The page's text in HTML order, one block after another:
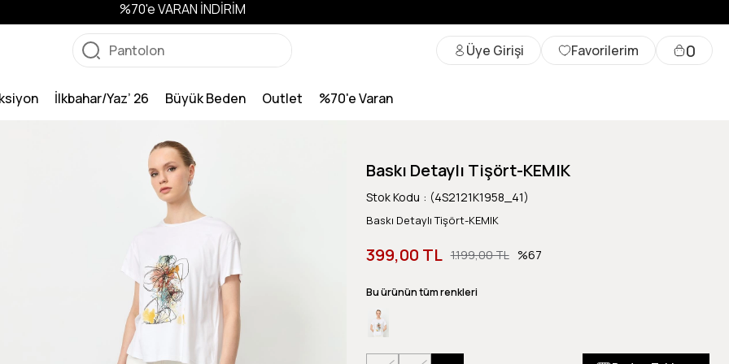
%70'e VARAN İNDİRİM
Üye Girişi Favorilerim 0
İlkbahar/Yaz’ 26 Büyük Beden Outlet %70'e Varan
Baskı Detaylı Tişört-KEMIK
Stok Kodu (4S2121K1958_41)
Baskı Detaylı Tişört-KEMIK
1.199,00 TL
399,00 TL 67
Bu ürünün tüm renkleri